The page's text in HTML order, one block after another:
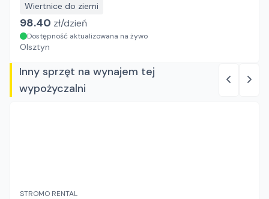
Wiertnice do ziemi
98.40 zł/dzień
Dostępność aktualizowana na żywo
Olsztyn
Inny sprzęt na wynajem tej
wypożyczalni
STROMO RENTAL